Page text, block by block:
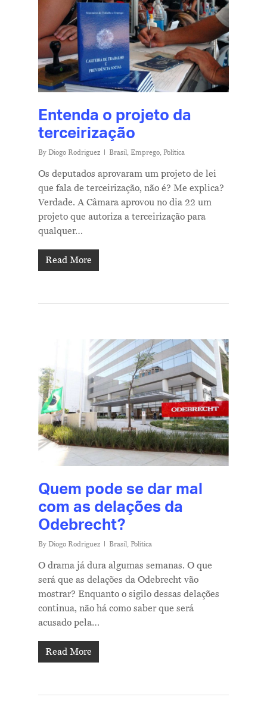
Entenda o projeto da
terceirização
By Diogo Rodriguez Brasil, Emprego, Política
Os deputados aprovaram um projeto de lei
que fala de terceirização, não é? Me explica?
Verdade. A Câmara aprovou no dia 22 um
projeto que autoriza a terceirização para
qualquer…
Read More
Quem pode se dar mal
com as delações da
Odebrecht?
By Diogo Rodriguez Brasil Política
O drama já dura algumas semanas. O que
será que as delações da Odebrecht vão
mostrar? Enquanto o sigilo dessas delações
continua, não há como saber que será
acusado pela…
Read More